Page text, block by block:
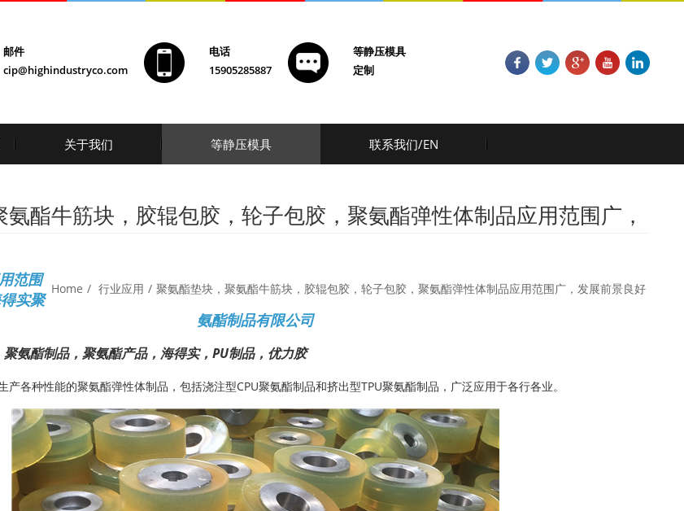
邮件
cip@highindustryco.com
电话
15905285887
等静压模具
定制
关于我们 等静压模具 联系我们/EN
酯牛筋块，胶辊包胶，轮子包胶，聚氨酯弹性体制品应用范围广，
Home / 行业应用 / 聚氨酯垫块，聚氨酯牛筋块，胶辊包胶，轮子包胶，聚氨酯弹性体制品应用范围广，发展前景良好
范围
实聚
氨酯制品有限公司
氨酯制品，聚氨酯产品，海得实，PU制品，优力胶
各种性能的聚氨酯弹性体制品，包括浇注型CPU聚氨酯制品和挤出型TPU聚氨酯制品，广泛应用于各行各业。